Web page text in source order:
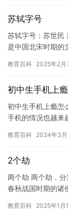
苏轼字号
苏轼字号：苏世民
是中国北宋时期的
教育百科 2025年2月
初中生手机上
初中生手机上瘾怎
手机的情况也越来
教育百科 2024年3月
2个劫
两个劫 两个劫，
春秋战国时期的诸
间进…
教育百科 2025年1月